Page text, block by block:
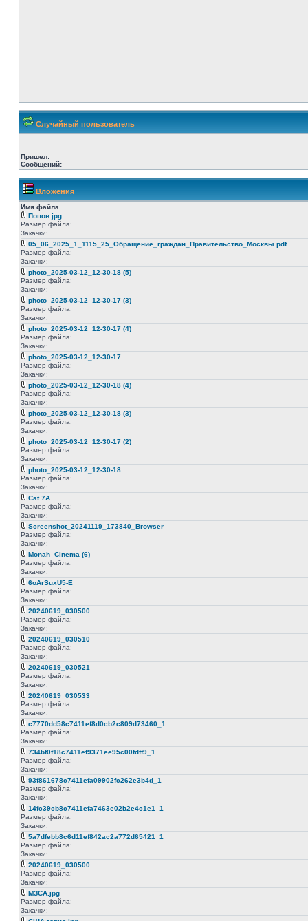
Случайный пользователь
Пришел:
Сообщений:
Вложения
Имя файла
Попов.jpg
Размер файла:
Закачки:
05_06_2025_1_1115_25_Обращение_граждан_Правительство_Москвы.pdf
Размер файла:
Закачки:
photo_2025-03-12_12-30-18 (5)
Размер файла:
Закачки:
photo_2025-03-12_12-30-17 (3)
Размер файла:
Закачки:
photo_2025-03-12_12-30-17 (4)
Размер файла:
Закачки:
photo_2025-03-12_12-30-17
Размер файла:
Закачки:
photo_2025-03-12_12-30-18 (4)
Размер файла:
Закачки:
photo_2025-03-12_12-30-18 (3)
Размер файла:
Закачки:
photo_2025-03-12_12-30-17 (2)
Размер файла:
Закачки:
photo_2025-03-12_12-30-18
Размер файла:
Закачки:
Cat 7A
Размер файла:
Закачки:
Screenshot_20241119_173840_Browser
Размер файла:
Закачки:
Monah_Cinema (6)
Размер файла:
Закачки:
6oArSuxU5-E
Размер файла:
Закачки:
20240619_030500
Размер файла:
Закачки:
20240619_030510
Размер файла:
Закачки:
20240619_030521
Размер файла:
Закачки:
20240619_030533
Размер файла:
Закачки:
c7770dd58c7411ef8d0cb2c809d73460_1
Размер файла:
Закачки:
734bf0f18c7411ef9371ee95c00fdff9_1
Размер файла:
Закачки:
93f861678c7411efa09902fc262e3b4d_1
Размер файла:
Закачки:
14fc39cb8c7411efa7463e02b2e4c1e1_1
Размер файла:
Закачки:
5a7dfebb8c6d11ef842ac2a772d65421_1
Размер файла:
Закачки:
20240619_030500
Размер файла:
Закачки:
МЗСА.jpg
Размер файла:
Закачки: